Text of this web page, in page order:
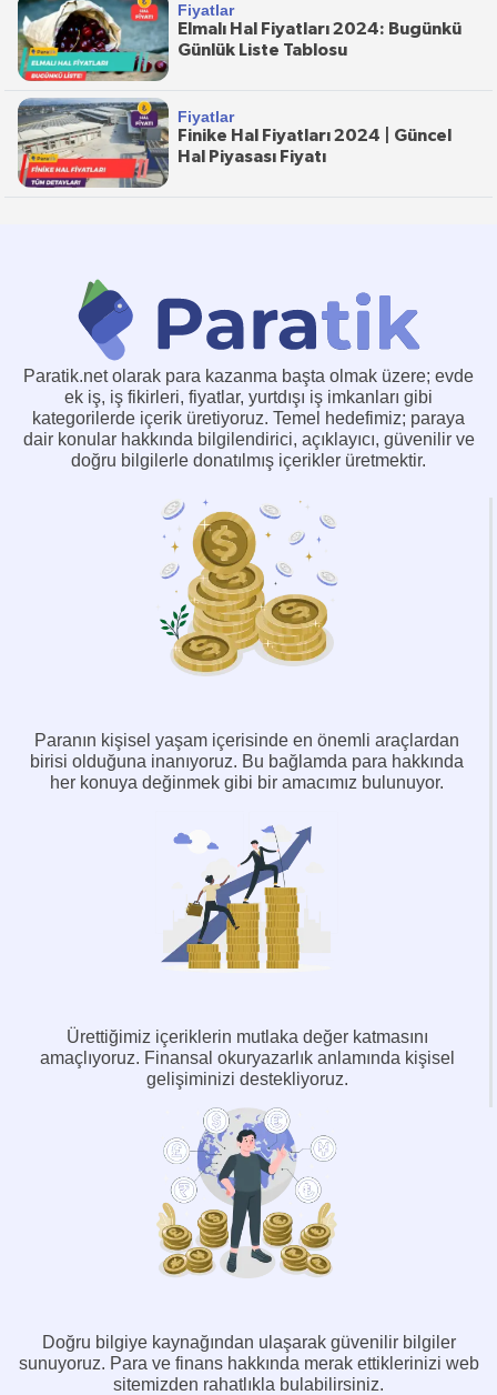
Fiyatlar
Elmalı Hal Fiyatları 2024: Bugünkü
Günlük Liste Tablosu
Fiyatlar
Finike Hal Fiyatları 2024 | Güncel
Hal Piyasası Fiyatı
Paratik.net olarak para kazanma başta olmak üzere; evde
ek iş, iş fikirleri, fiyatlar, yurtdışı iş imkanları gibi
kategorilerde içerik üretiyoruz. Temel hedefimiz; paraya
dair konular hakkında bilgilendirici, açıklayıcı, güvenilir ve
doğru bilgilerle donatılmış içerikler üretmektir.
Paranın kişisel yaşam içerisinde en önemli araçlardan
birisi olduğuna inanıyoruz. Bu bağlamda para hakkında
her konuya değinmek gibi bir amacımız bulunuyor.
Ürettiğimiz içeriklerin mutlaka değer katmasını
amaçlıyoruz. Finansal okuryazarlık anlamında kişisel
gelişiminizi destekliyoruz.
Doğru bilgiye kaynağından ulaşarak güvenilir bilgiler
sunuyoruz. Para ve finans hakkında merak ettiklerinizi web
sitemizden rahatlıkla bulabilirsiniz.